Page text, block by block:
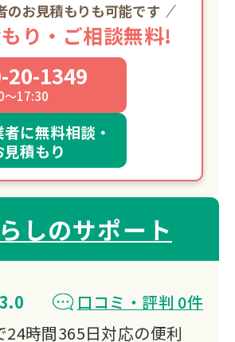
のお見積もりも可能です
り・ご相談無料!
20-1349
～17:30
者に無料相談・
積もり
しのサポート
3.0
口コミ・評判 0件
24時間365日対応の便利